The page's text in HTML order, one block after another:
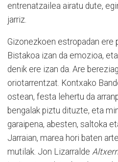
entrenatzailea airatu dute,
jarriz.
Gizonezkoen estropadan ere
Bistakoa izan da emozioa,
denik ere izan da. Are
oriotarrentzat. Kontxako
ostean, festa lehertu da
bengalak piztu dituzte, eta
garaipena, abesten, saltoka
Jarraian, marea hori baten
mutilak. Jon Lizarralde